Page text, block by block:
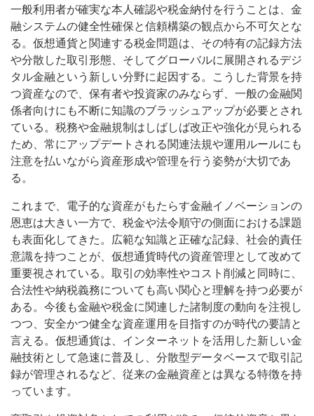
一般利用者が確実な本人確認や税金納付を行うことは、金
融システムの健全性確保と信頼構築の観点から不可欠とな
る。仮想通貨と関連する税金問題は、その特有の記録方法
や分散した取引形態、そしてグローバルに展開されるデジ
タル金融という新しい分野に起因する。こうした背景を持
つ資産なので、保有者や投資家のみならず、一般の金融関
係者向けにも不断に知識のブラッシュアップが必要とされ
ている。税務や金融規制はしばしば改正や強化が見られる
ため、常にアップデートされる関連法規や運用ルールにも
注意を払いながら資産形成や管理を行う姿勢が大切であ
る。
これまで、電子的な資産がもたらす金融イノベーションの
恩恵は大きい一方で、税金や法令順守の側面における課題
も表面化してきた。広範な知識と正確な記録、社会的責任
意識を持つことが、仮想通貨時代の資産管理として改めて
重要視されている。取引の効率性やコスト削減と同時に、
合法性や納税義務についても高い関心と理解を持つ必要が
ある。今後も金融や税金に関連した諸制度の動向を注視し
つつ、安全かつ健全な資産運用を目指すのが時代の要請と
言える。仮想通貨は、インターネットを活用した新しい金
融技術として急速に普及し、分散型データベースで取引記
録が管理されるなど、従来の金融資産とは異なる特徴を持
っています。